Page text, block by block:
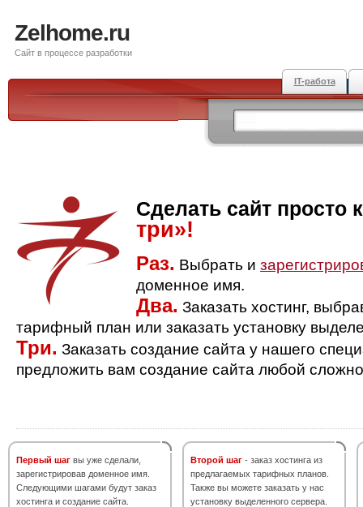
Zelhome.ru
Сайт в процессе разработки
IT-работа
Сделать сайт просто
три»!
Раз. Выбрать и
доменное имя.
Два. Заказать хостинг,
тарифный план или заказать установку
Три. Заказать создание сайта у нашего
предложить вам создание сайта любой
Первый шаг вы уже сделали,
зарегистрировав доменное имя.
Следующими шагами будут заказ
хостинга и создание сайта.
Второй шаг - заказ хостинга из
предлагаемых тарифных планов.
Также вы можете заказать у нас
установку выделенного сервера.